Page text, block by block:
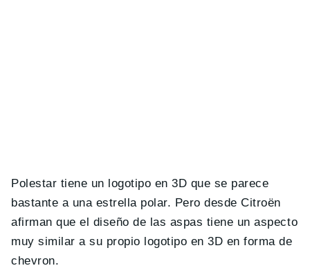
Polestar tiene un logotipo en 3D que se parece
bastante a una estrella polar. Pero desde Citroën
afirman que el diseño de las aspas tiene un aspecto
muy similar a su propio logotipo en 3D en forma de
chevron.